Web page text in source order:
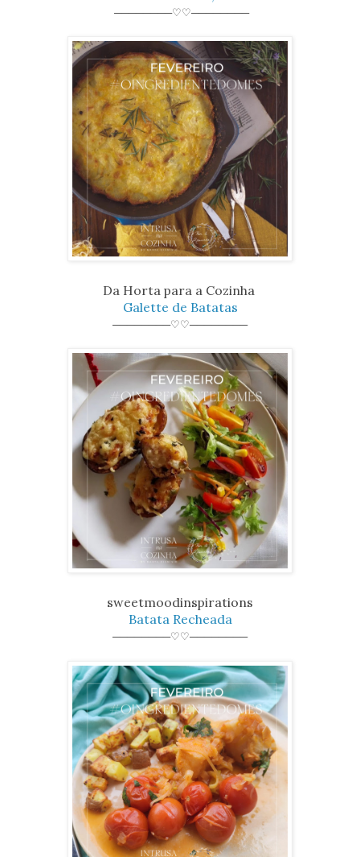
────────♡♡────────
Da Horta para a Cozinha
Galette de Batatas
────────♡♡────────
sweetmoodinspirations
Batata Recheada
────────♡♡────────